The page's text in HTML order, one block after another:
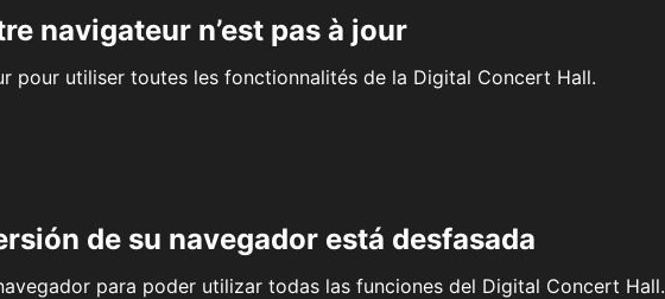
navigateur n’est pas à jour
pour utiliser toutes les fonctionnalités de la Digital Concert Hall.
de su navegador está desfasada
para poder utilizar todas las funciones del Digital Concert Hall.